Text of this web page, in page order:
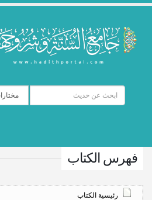
فهرس الكتاب
رئيسية الكتاب